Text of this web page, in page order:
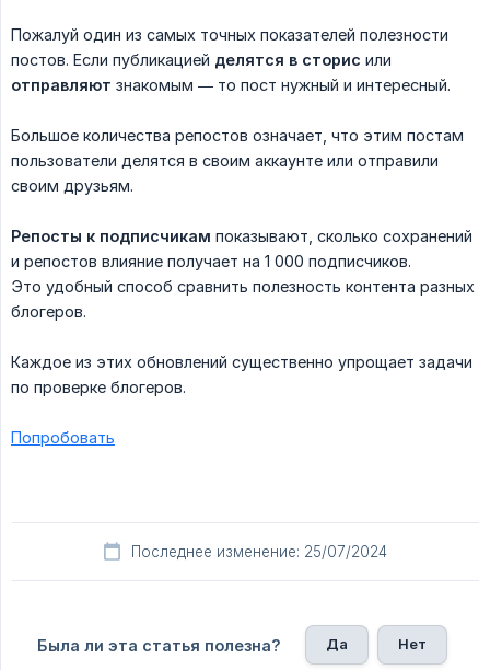
Пожалуй один из самых точных показателей полезности
постов. Если публикацией делятся в сторис или
отправляют знакомым — то пост нужный и интересный.
Большое количества репостов означает, что этим постам
пользователи делятся в своим аккаунте или отправили
своим друзьям.
Репосты к подписчикам показывают, сколько сохранений
и репостов влияние получает на 1 000 подписчиков.
Это удобный способ сравнить полезность контента разных
блогеров.
Каждое из этих обновлений существенно упрощает задачи
по проверке блогеров.
Попробовать
Последнее изменение: 25/07/2024
Была ли эта статья полезна? Да Нет